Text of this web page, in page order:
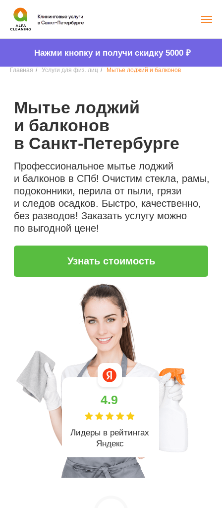
Нажми кнопку и получи скидку 5000₽
Главная / Услуги для физ. лиц / Мытье лоджий и балконов
Лидеры в рейтингах
Яндекс
Профессиональное мытье лоджий
и балконов в СПб! Очистим стекла, рамы,
подоконники, перила от пыли, грязи
и следов осадков. Быстро, качественно,
без разводов! Заказать услугу можно
по выгодной цене!
Мытье лоджий
в Санкт-Петербурге
обработанных заявок
более 15 000
на рынке клининга